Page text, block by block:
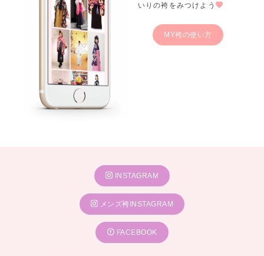
いりの袴をみつけよう
MY袴の使い方
INSTAGRAM
メンズ袴INSTAGRAM
FACEBOOK